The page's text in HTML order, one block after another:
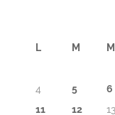
L M M
4
5 6
11
12 13